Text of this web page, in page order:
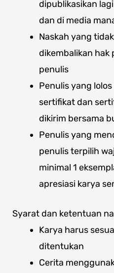
dipublikasikan
dan di media
Naskah yang
dikembalikan hak
penulis
Penulis yang
sertifikat dan
dikirim bersama
Penulis yang
penulis terpilih
minimal 1
apresiasi karya
Syarat dan ketentuan
Karya harus
ditentukan
Cerita